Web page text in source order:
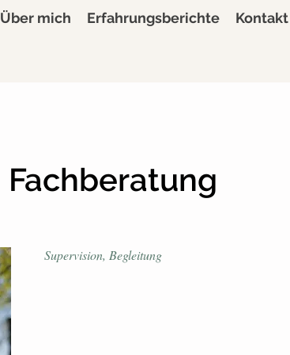
Über mich Erfahrungsberichte Kontakt
Fachberatung
Supervision, Begleitung